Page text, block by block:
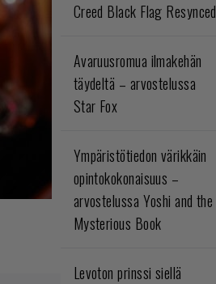
Creed Black Flag Resynced
Avaruusromua ilmakehän
täydeltä – arvostelussa
Star Fox
Ympäristötiedon värikkäin
opintokokonaisuus –
arvostelussa Yoshi and the
Mysterious Book
Levoton prinssi siellä